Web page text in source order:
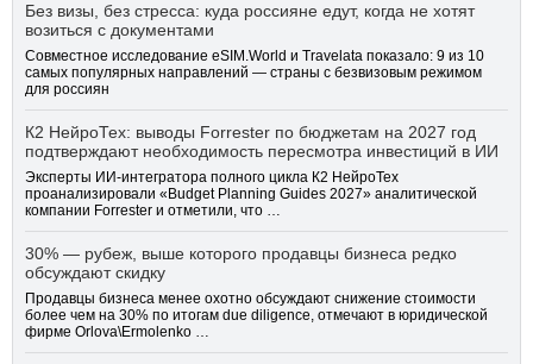
Без визы, без стресса: куда россияне едут, когда не хотят
возиться с документами
Совместное исследование eSIM.World и Travelata показало: 9 из 10
самых популярных направлений — страны с безвизовым режимом
для россиян
К2 НейроТех: выводы Forrester по бюджетам на 2027 год
подтверждают необходимость пересмотра инвестиций в ИИ
Эксперты ИИ-интегратора полного цикла К2 НейроТех
проанализировали «Budget Planning Guides 2027» аналитической
компании Forrester и отметили, что …
30% — рубеж, выше которого продавцы бизнеса редко
обсуждают скидку
Продавцы бизнеса менее охотно обсуждают снижение стоимости
более чем на 30% по итогам due diligence, отмечают в юридической
фирме Orlova\Ermolenko …